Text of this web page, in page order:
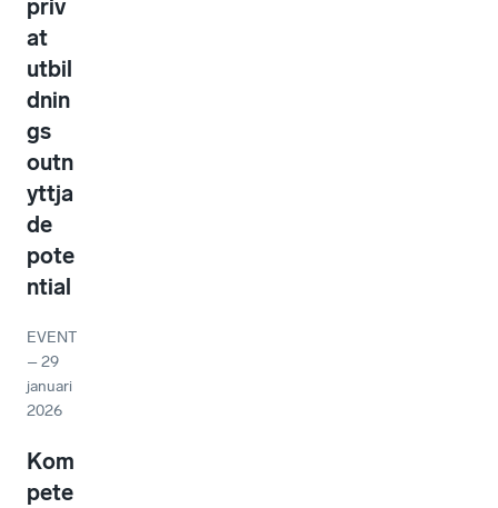
priv
at
utbil
dnin
gs
outn
yttja
de
pote
ntial
EVENT
–29
januari
2026
Kom
pete